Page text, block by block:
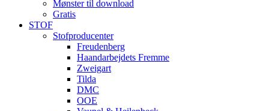
Mønster til download
Gratis
STOF
Stofproducenter
Freudenberg
Haandarbejdets Fremme
Zweigart
Tilda
DMC
OOE